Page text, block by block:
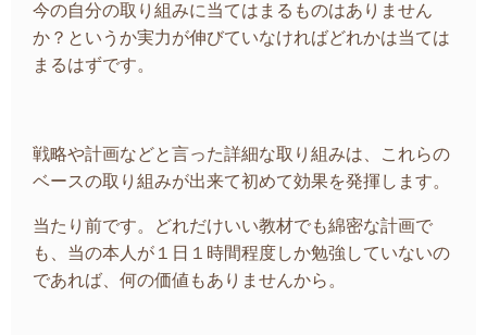
今の自分の取り組みに当てはまるものはありません
か？というか実力が伸びていなければどれかは当ては
まるはずです。
戦略や計画などと言った詳細な取り組みは、これらの
ベースの取り組みが出来て初めて効果を発揮します。
当たり前です。どれだけいい教材でも綿密な計画で
も、当の本人が１日１時間程度しか勉強していないの
であれば、何の価値もありませんから。